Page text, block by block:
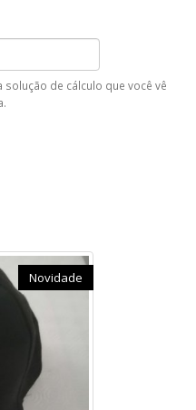
de cálculo que você vê
Novidade